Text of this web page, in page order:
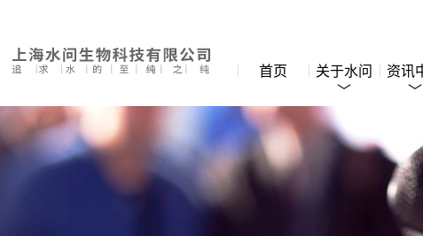
首页 关于水问 资讯